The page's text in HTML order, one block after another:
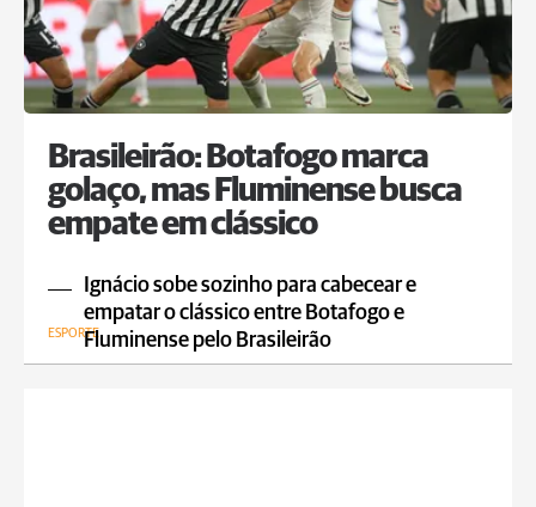
Brasileirão: Botafogo marca
golaço, mas Fluminense busca
empate em clássico
Ignácio sobe sozinho para cabecear e
empatar o clássico entre Botafogo e
Fluminense pelo Brasileirão
ESPORTE